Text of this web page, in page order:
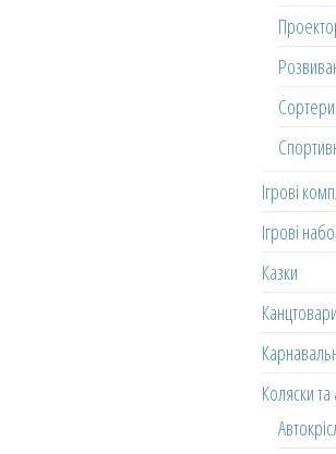
Сортери
Ігрові
Ігрові
Казки
Канцтовари
Коляски та